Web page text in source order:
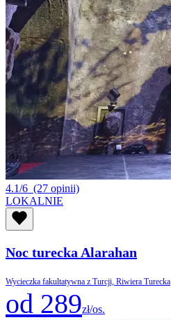
4.1/6 (27 opinii)
LOKALNIE
Noc turecka Alarahan
Wycieczka fakultatywna z Turcji, Riwiera Turecka
od 289zł/os.